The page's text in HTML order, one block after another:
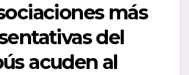
más
del
acuden al